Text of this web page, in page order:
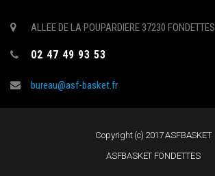
ALLEE DE LA POUPARDIERE 37230 FONDETTES
02 47 49 93 53
bureau@asf-basket.fr
Copyright (c) 2017 ASFBASKET
ASFBASKET FONDETTES